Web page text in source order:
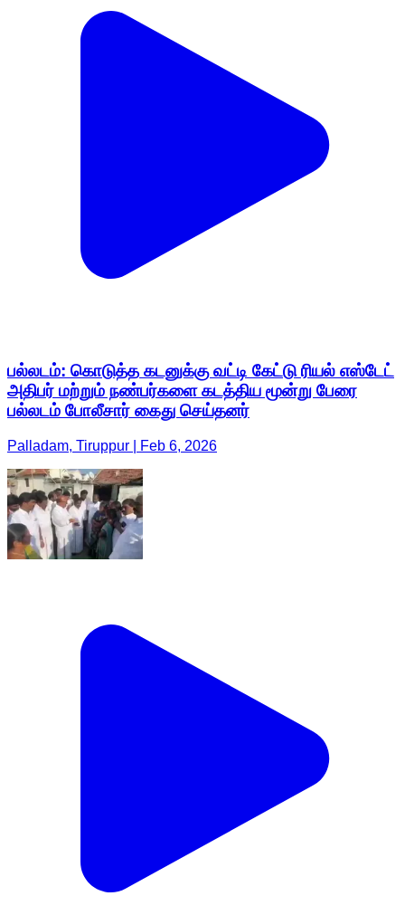
பல்லடம்: கொடுத்த கடனுக்கு வட்டி கேட்டு ரியல் எஸ்டேட்
அதிபர் மற்றும் நண்பர்களை கடத்திய மூன்று பேரை
பல்லடம் போலீசார் கைது செய்தனர்
Palladam, Tiruppur | Feb 6, 2026